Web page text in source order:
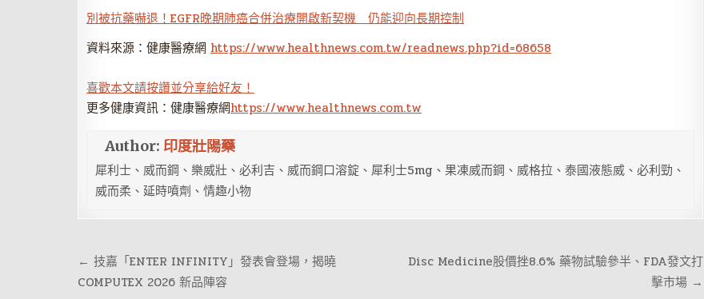
別被抗藥嚇退！EGFR晚期肺癌合併治療開啟新契機 仍能迎向長期控制
資料來源：健康醫療網 https://www.healthnews.com.tw/readnews.php?id=68658
喜歡本文請按讚並分享給好友！
更多健康資訊：健康醫療網https://www.healthnews.com.tw
Author: 印度壯陽藥
犀利士、威而鋼、樂威壯、必利吉、威而鋼口溶錠、犀利士5mg、果凍威而鋼、威格拉、泰國液態威、必利勁、
威而柔、延時噴劑、情趣小物
文
章
Disc Medicine股價挫8.6% 藥物試驗參半、FDA發文打
擊市場 →
← 技嘉「ENTER INFINITY」發表會登場，揭曉
COMPUTEX 2026 新品陣容